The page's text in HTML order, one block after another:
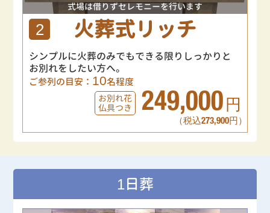
式場は借りずセレモニーを行います
2 火葬式リッチ
シンプルに火葬のみでもできる限りしっかりと
お別れをしたい方へ。
ご参列の目安： 10名程度
お別れ花
仏具つき
249,000 円
（税込273,900円）
1日葬